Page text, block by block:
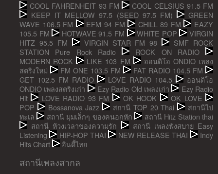
COOL FAHRENHEIT 93 FM
COOL CELSIUS 91.5 FM
KEEP IT MELLOW 97.5 (SEED 97.5 FM)
GREEN
WAVE 106.5 FM
EFM 94 FM CHILL 89 FM
EAZY
105.5 FM
HOTWAVE 91.5 FM WHITE POP
VIRGIN
HITZ 95.5 FM
VIRGIN STAR FM 98
SMF ROCK
STATION Pure Rock Radio
ROCK ON RADIO
MODERN ROCK
LIKE 103 FM
ออนดิโอ ONDIO เพลง
สตริงใหม่
FM ONE 103.5 FM
FAT RADIO 104.5 FM
GET 102.5 FM RADIO
LOVE RADIO 104.5
ออนดิโอ
ONDIO เพลงสตริงเก่า
Ezy Radio Old เพลงเก่า
Ezy Radio
Hit
LOVE RADIO 93 FM OK HOOK
OK LOVE
POP
Bossanova Jazz สถานี TOP 20 Thai
สถานีไป
ทะเล
สถานี มุมเล็กๆ ของคนอกหัก
สถานี Hitz Station thai
สถานี ห้วงเวลาของความรัก
สถานี เพลงฟังสบาย Easy
Listening
HIP-HOP THAI NEW RELEASE THAI
Indy
Hits Chart
อินดี้ไทย
สถานีเพลงสากล